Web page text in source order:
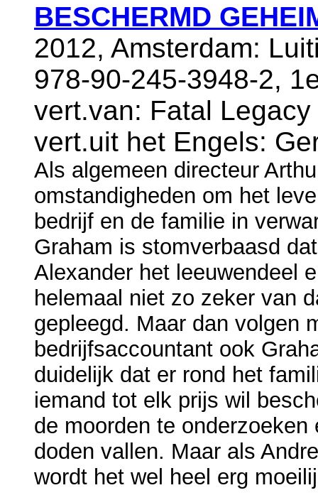
BESCHERMD
2012, Amsterdam:
978-90-245-3948-2,
vert.van: Fatal
vert.uit het Engels:
Als algemeen directeur
omstandigheden om het
bedrijf en de familie in
Graham is stomverbaasd
Alexander het leeuwendeel
helemaal niet zo zeker van
gepleegd. Maar dan volgen
bedrijfsaccountant ook
duidelijk dat er rond het
iemand tot elk prijs wil
de moorden te
doden vallen. Maar als
wordt het wel heel erg